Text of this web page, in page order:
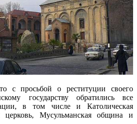
с просьбой о реституции своего
государству обратились все
в том числе и Католическая
церковь, Мусульманская община и